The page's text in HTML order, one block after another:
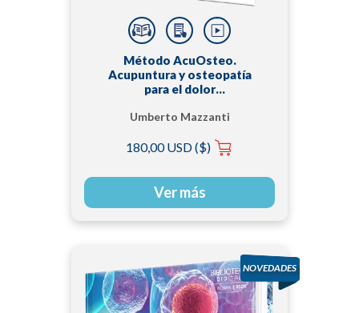
Método AcuOsteo.
Acupuntura y osteopatía
para el dolor
extremidades
Umberto Mazzanti
180,00 USD ($)
Ver más